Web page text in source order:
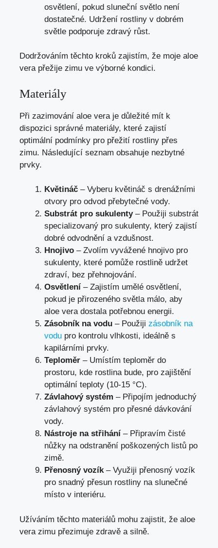
osvětlení, pokud sluneční světlo není
dostatečné. Udržení rostliny v dobrém
světle podporuje zdravý růst.
Dodržováním těchto kroků zajistím, že moje aloe
vera přežije zimu ve výborné kondici.
Materiály
Při zazimování aloe vera je důležité mít k
dispozici správné materiály, které zajistí
optimální podmínky pro přežití rostliny přes
zimu. Následující seznam obsahuje nezbytné
prvky.
Květináč – Vyberu květináč s drenážními
otvory pro odvod přebytečné vody.
Substrát pro sukulenty– Použiji substrát
specializovaný pro sukulenty, který zajistí
dobré odvodnění a vzdušnost.
Hnojivo – Zvolím vyvážené hnojivo pro
sukulenty, které pomůže rostlině udržet
zdraví, bez přehnojování.
Osvětlení – Zajistím umělé osvětlení,
pokud je přirozeného světla málo, aby
aloe vera dostala potřebnou energii.
Zásobník na vodu – Použiji zásobník na
vodu pro kontrolu vlhkosti, ideálně s
kapilárními prvky.
Teploměr – Umístím teploměr do
prostoru, kde rostlina bude, pro zajištění
optimální teploty (10-15 °C).
Závlahový systém – Připojím jednoduchý
závlahový systém pro přesné dávkování
vody.
Nástroje na střihání – Připravím čisté
nůžky na odstranění poškozených listů po
zimě.
Přenosný vozík– Využiji přenosný vozík
pro snadný přesun rostliny na slunečné
místo v interiéru.
Užíváním těchto materiálů mohu zajistit, že aloe
vera zimu přezimuje zdravě a silně.